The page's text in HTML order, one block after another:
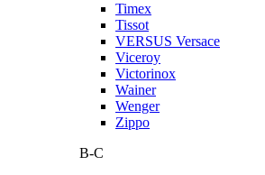
Timex
Tissot
VERSUS Versace
Viceroy
Victorinox
Wainer
Wenger
Zippo
В-С